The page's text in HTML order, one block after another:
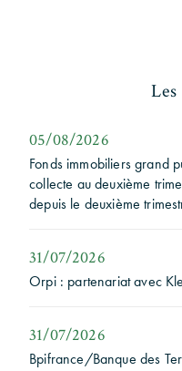
05/08/2026
Fonds immobiliers grand
collecte au deuxième
depuis le deuxième
31/07/2026
Orpi : partenariat avec
31/07/2026
Bpifrance/Banque des